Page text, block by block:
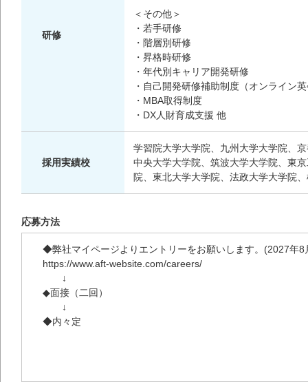
研修
＜その他＞
・若手研修
・階層別研修
・昇格時研修
・年代別キャリア開発研修
・自己開発研修補助制度（オンライン
・MBA取得制度
・DX人財育成支援 他
採用実績校
学習院大学大学院、九州大学大学院、
中央大学大学院、筑波大学大学院、東
院、東北大学大学院、法政大学大学院
応募方法
◆弊社マイページよりエントリーをお願いします。(2027年8
https://www.aft-website.com/careers/
↓
◆面接（二回）
↓
◆内々定